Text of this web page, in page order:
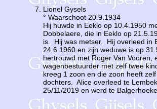
Lionel Gysels
° Waarschoot 20.9.1934
Hij huwde in Eeklo op 10.4.1950
Dobbelaere, die in Eeklo op
is. Hij was metser. Hij overleed in
24.6.1960 en zijn weduwe is op
hertrouwd met Roger Van Vooren,
wagen­bestuurder met zelf twee
kreeg 1 zoon en die zoon heeft
dochters. Alice overleed te
25/11/2019 en werd te